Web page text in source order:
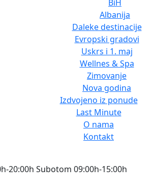
BiH
Albanija
Daleke destinacije
Evropski gradovi
Uskrs i 1. maj
Wellnes & Spa
Zimovanje
Nova godina
Izdvojeno iz ponude
Last Minute
O nama
Kontakt
20:00h Subotom 09:00h-15:00h